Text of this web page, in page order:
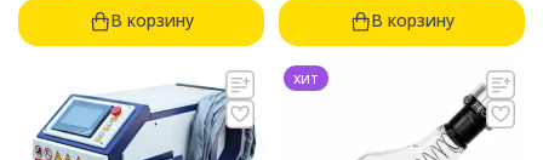
1500
В корзину
(1500 Вт)
В корзину
хит